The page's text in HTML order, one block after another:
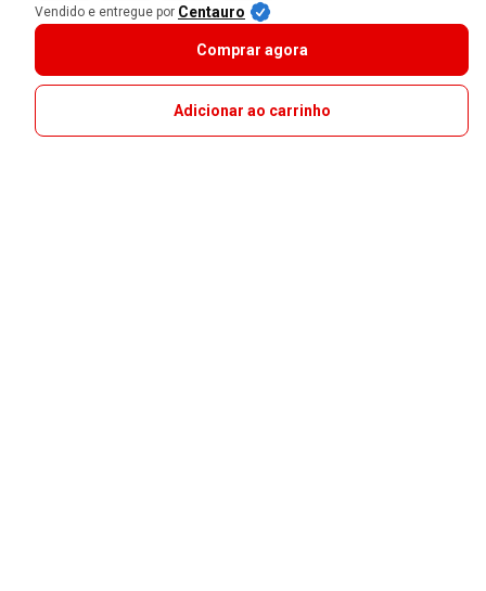
Vendido e entregue por Centauro
Comprar agora
Adicionar ao carrinho